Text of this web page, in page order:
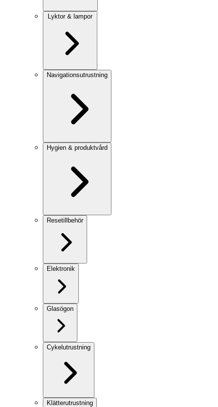
Lyktor & lampor
Navigationsutrustning
Hygien & produktvård
Resetillbehör
Elektronik
Glasögon
Cykelutrustning
Klätterutrustning